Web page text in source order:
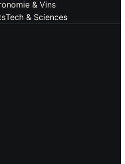
& Vins
Tech & Sciences